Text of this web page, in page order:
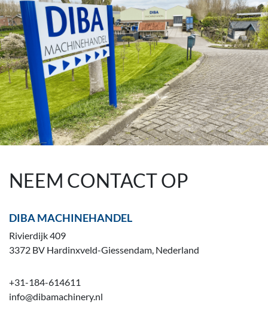
NEEM CONTACT OP
DIBA MACHINEHANDEL
Rivierdijk 409
3372 BV Hardinxveld-Giessendam, Nederland
+31-184-614611
info@dibamachinery.nl